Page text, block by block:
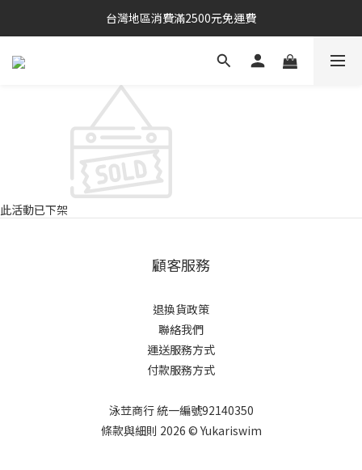
台灣地區消費滿2500元免運費
此活動已下架
顧客服務
退換貨政策
聯絡我們
運送服務方式
付款服務方式
泳苙商行 統一編號92140350
條款與細則 2026 © Yukariswim